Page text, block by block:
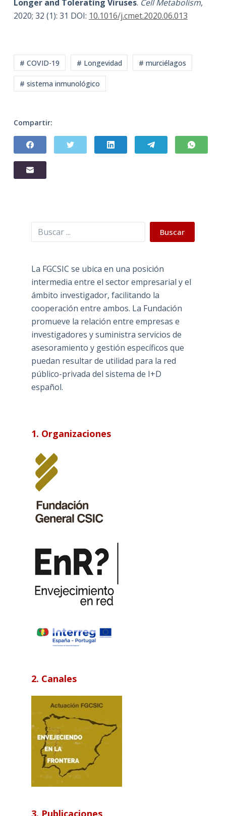
Longer and Tolerating Viruses. Cell Metabolism,
2020; 32 (1): 31 DOI: 10.1016/j.cmet.2020.06.013
# COVID-19 # Longevidad # murciélagos
# sistema inmunológico
Compartir:
Buscar Buscar
La FGCSIC se ubica en una posición
intermedia entre el sector empresarial y el
ámbito investigador, facilitando la
cooperación entre ambos. La Fundación
promueve la relación entre empresas e
investigadores y suministra servicios de
asesoramiento y gestión específicos que
puedan resultar de utilidad para la red
público-privada del sistema de I+D
español.
1. Organizaciones
2. Canales
3. Publicaciones